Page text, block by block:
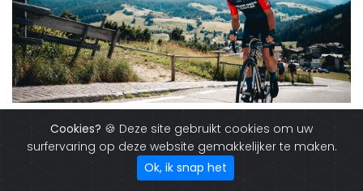
Cookies? 🍪 Deze site gebruikt cookies om uw
surfervaring op deze website gemakkelijker te maken.
Ok, ik snap het